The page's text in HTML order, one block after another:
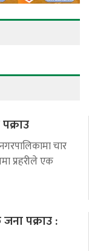
चार
प्रहरीले एक
पक्राउ :